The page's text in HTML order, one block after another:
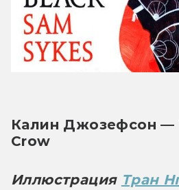
Калин Джозефсон —
Crow
Иллюстрация Тран